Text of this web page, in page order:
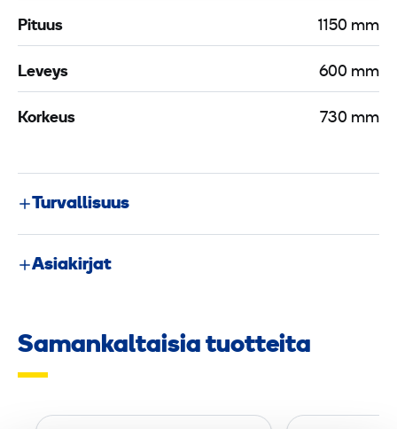
Pituus 1150 mm
Leveys 600 mm
Korkeus 730 mm
Turvallisuus
Asiakirjat
Samankaltaisia tuotteita